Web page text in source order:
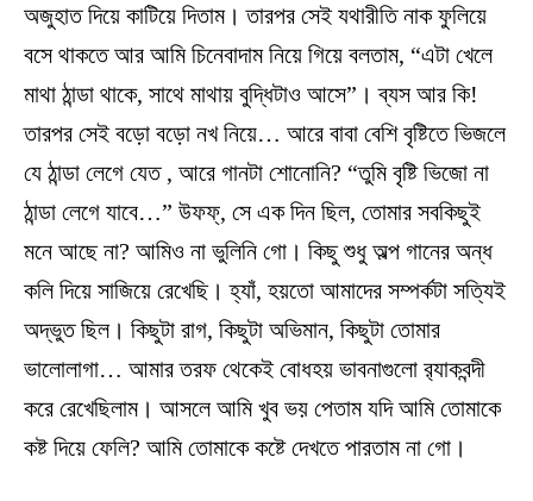
অজুহাত দিয়ে কাটিয়ে দিতাম। তারপর সেই যথারীতি নাক ফুলিয়ে
বসে থাকতে আর আমি চিনেবাদাম নিয়ে গিয়ে বলতাম, “এটা খেলে
মাথা ঠান্ডা থাকে, সাথে মাথায় বুদ্ধিটাও আসে”। ব্যস আর কি!
তারপর সেই বড়ো বড়ো নখ নিয়ে… আরে বাবা বেশি বৃষ্টিতে ভিজলে
যে ঠান্ডা লেগে যেত , আরে গানটা শোনোনি? “তুমি বৃষ্টি ভিজো না
ঠান্ডা লেগে যাবে…” উফফ্, সে এক দিন ছিল, তোমার সবকিছুই
মনে আছে না? আমিও না ভুলিনি গো। কিছু শুধু অল্প গানের অন্ধ
কলি দিয়ে সাজিয়ে রেখেছি। হ্যাঁ, হয়তো আমাদের সম্পর্কটা সত্যিই
অদ্ভুত ছিল। কিছুটা রাগ, কিছুটা অভিমান, কিছুটা তোমার
ভালোলাগা… আমার তরফ থেকেই বোধহয় ভাবনাগুলো র‍্যাকবন্দী
করে রেখেছিলাম। আসলে আমি খুব ভয় পেতাম যদি আমি তোমাকে
কষ্ট দিয়ে ফেলি? আমি তোমাকে কষ্টে দেখতে পারতাম না গো।